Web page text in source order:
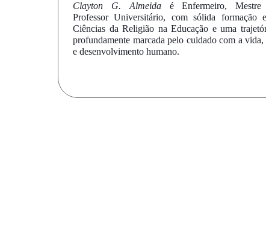
Clayton G. Almeidaé Enfermeiro,
Professor Universitário, com sólida formação
Ciências da Religião na Educação e uma
profundamente marcada pelo cuidado com a vida,
e desenvolvimento humano.